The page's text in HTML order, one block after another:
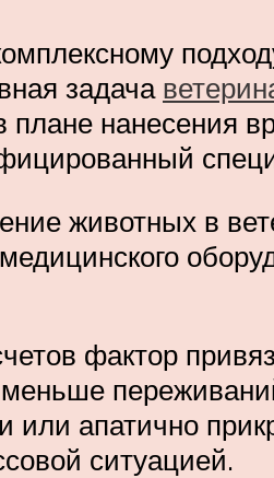
задача
плане нанесения
животных в
фактор
апатично
ситуацией.